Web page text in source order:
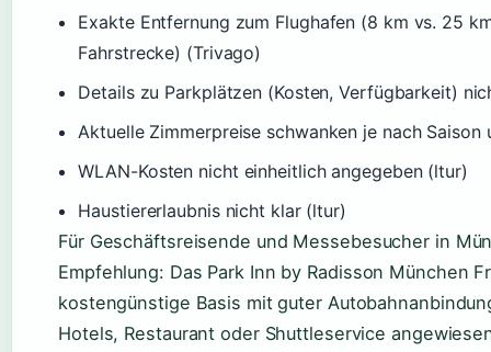
Exakte Entfernung zum Flughafen (8 km vs. 25
Fahrstrecke) (Trivago)
Details zu Parkplätzen (Kosten, Verfügbarkeit)
Aktuelle Zimmerpreise schwanken je nach
WLAN-Kosten nicht einheitlich angegeben (ltur)
Haustiererlaubnis nicht klar (ltur)
Für Geschäftsreisende und Messebesucher in
Empfehlung: Das Park Inn by Radisson München
kostengünstige Basis mit guter
Hotels, Restaurant oder Shuttleservice